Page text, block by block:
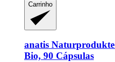
Carrinho
anatis Naturprodukte
Bio, 90 Cápsulas